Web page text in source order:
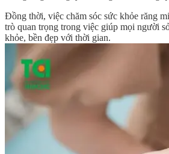
Đồng thời, việc chăm sóc sức khỏe răng
trò quan trọng trong việc giúp mọi người
khỏe, bền đẹp với thời gian.